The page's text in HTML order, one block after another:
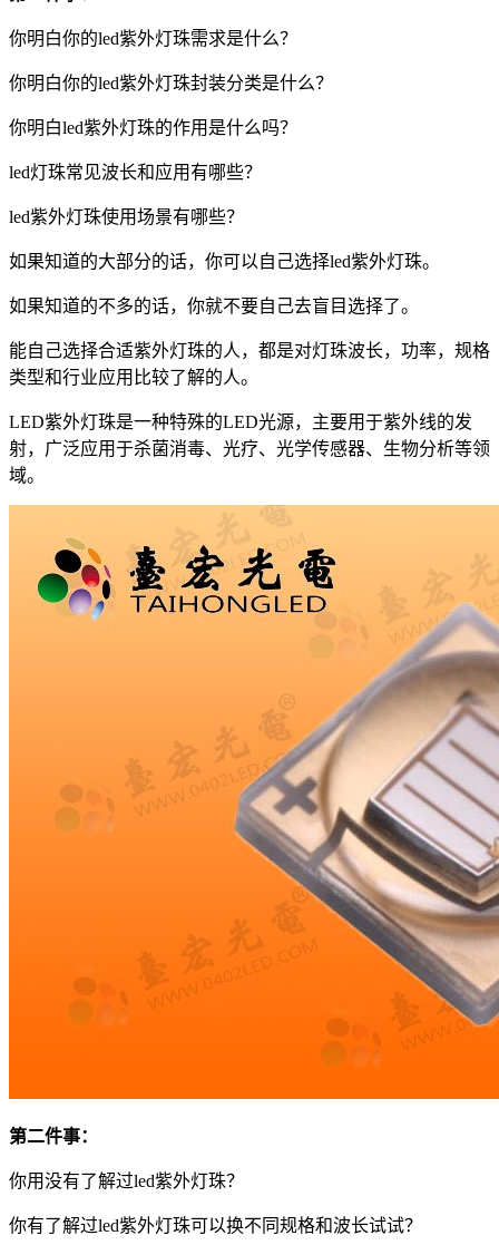
你明白你的led紫外灯珠需求是什么？
你明白你的led紫外灯珠封装分类是什么？
你明白led紫外灯珠的作用是什么吗？
led灯珠常见波长和应用有哪些？
led紫外灯珠使用场景有哪些？
如果知道的大部分的话，你可以自己选择led紫外灯珠。
如果知道的不多的话，你就不要自己去盲目选择了。
能自己选择合适紫外灯珠的人，都是对灯珠波长，功率，规格
类型和行业应用比较了解的人。
LED紫外灯珠是一种特殊的LED光源，主要用于紫外线的发
射，广泛应用于杀菌消毒、光疗、光学传感器、生物分析等领
域。
第二件事：
你用没有了解过led紫外灯珠？
你有了解过led紫外灯珠可以换不同规格和波长试试？